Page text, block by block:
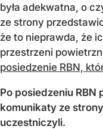
była adekwatna, o
ze strony
że to nieprawda, że
przestrzeni
posiedzenie RBN,
Po posiedzeniu RBN
komunikaty ze
uczestniczyli.